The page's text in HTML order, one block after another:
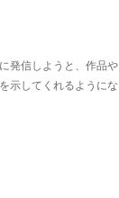
発信しようと、作品や
示してくれるようにな